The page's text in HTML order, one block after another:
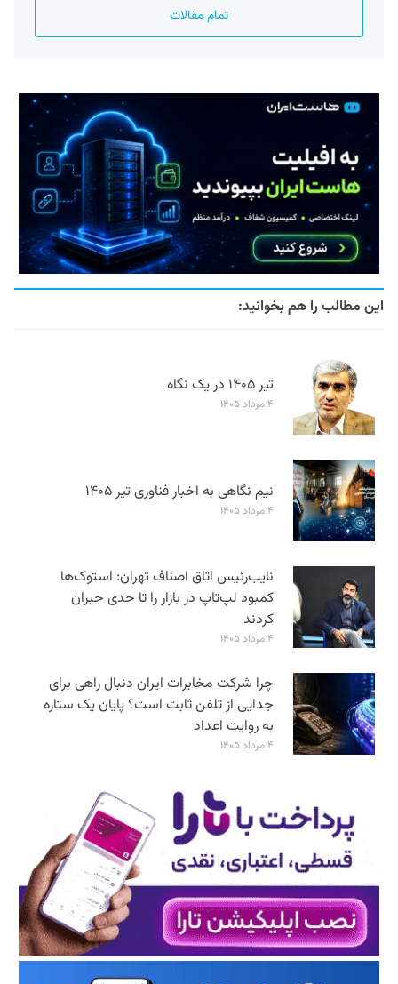
تمام مقالات
این مطالب را هم بخوانید:
تیر ۱۴۰۵ در یک نگاه
۴ مرداد ۱۴۰۵
نیم نگاهی به اخبار فناوری تیر ۱۴۰۵
۴ مرداد ۱۴۰۵
نایب‌رئیس اتاق اصناف تهران: استوک‌ها
کمبود لپ‌تاپ در بازار را تا حدی جبران
کردند
۴ مرداد ۱۴۰۵
چرا شرکت مخابرات ایران دنبال راهی برای
جدایی از تلفن ثابت است؟ پایان یک ستاره
به روایت اعداد
۴ مرداد ۱۴۰۵